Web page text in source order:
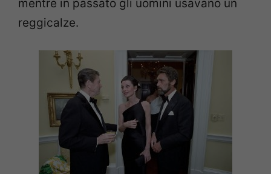
mentre in passato gli uomini usavano un
reggicalze.